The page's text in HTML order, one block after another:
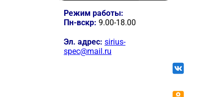
Режим работы:
Пн-вскр: 9.00-18.00
Эл. адрес: sirius-
spec@mail.ru